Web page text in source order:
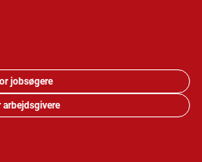
jobsøgere
arbejdsgivere